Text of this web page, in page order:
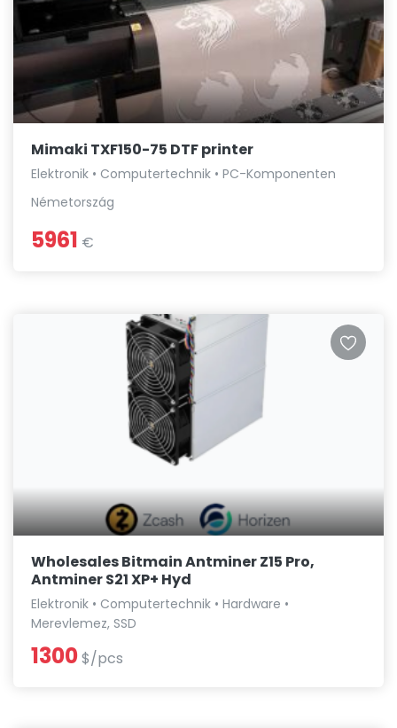
Mimaki TXF150-75 DTF printer
Elektronik • Computertechnik • PC-Komponenten
Németország
5961 €
Wholesales Bitmain Antminer Z15 Pro,
Antminer S21 XP+ Hyd
Elektronik • Computertechnik • Hardware •
Merevlemez, SSD
1300$/pcs